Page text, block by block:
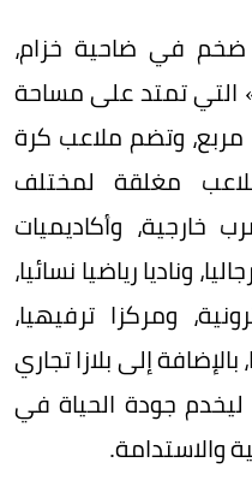
في ضاحية خزام،
التي تمتد على مساحة
تقدر بـ 135,000 متر مربع، وتضم ملاعب كرة
مغلقة لمختلف
خارجية، وأكاديميات
وناديا رياضيا نسائيا،
ومركزا ترفيهيا،
إلى بلازا تجاري
جودة الحياة في
والاستدامة.